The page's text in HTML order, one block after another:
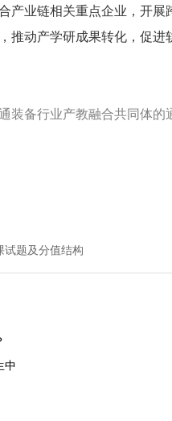
产业链相关重点企业，开展
推动产学研成果转化，促进
装备行业产教融合共同体的
试题及分值结构
中